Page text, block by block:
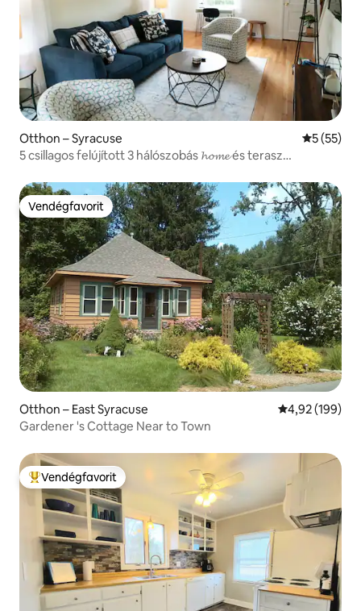
Otthon – Syracuse Átlagos
5 (55)
5 csillagos felújított 3 hálószobás 𝓱𝓸𝓶𝓮 és terasz
Vendégfavorit
Vendégfavorit
Otthon – East Syracuse Átlagos
4,92 (199)
Gardener 's Cottage Near to Town
Kiemelt vendégfavorit
Vendégfavorit